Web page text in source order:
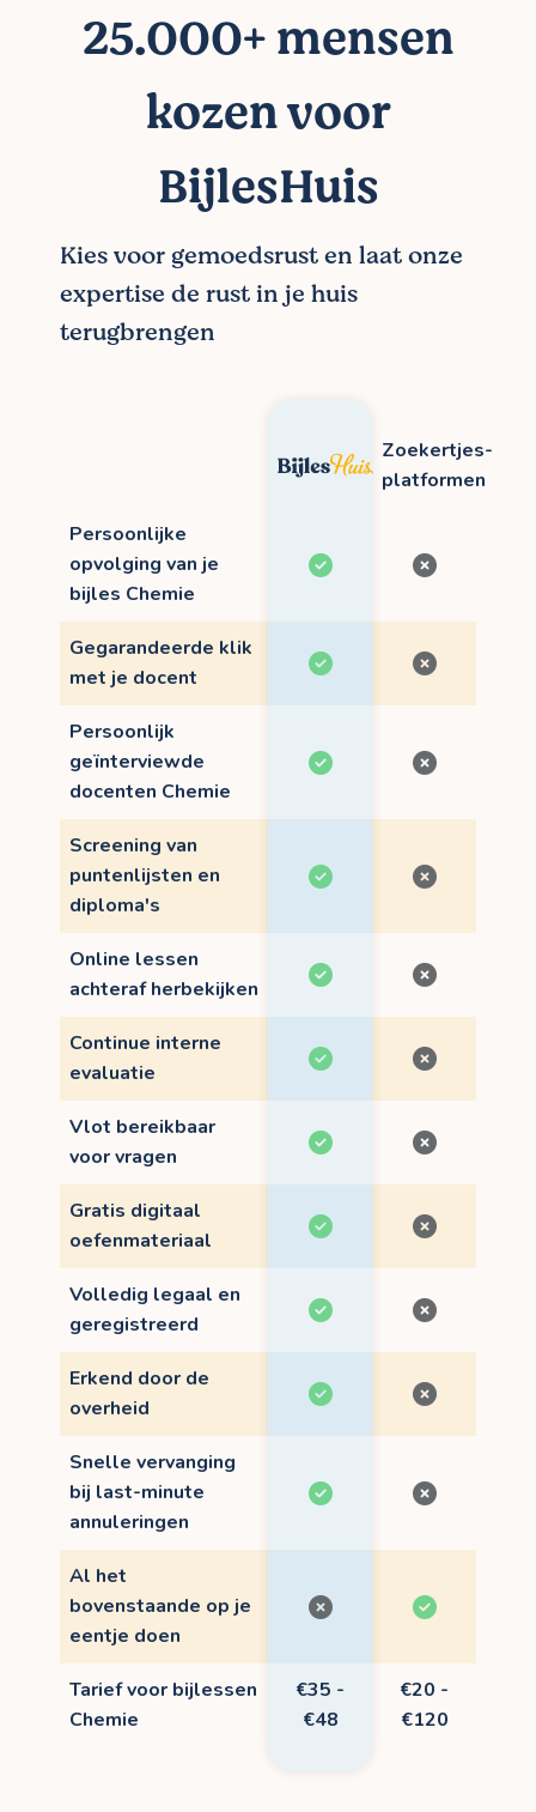
25.000+ mensen
kozen voor
BijlesHuis
Kies voor gemoedsrust en laat onze
expertise de rust in je huis
terugbrengen
Zoekertjes-
platformen
Persoonlijke
opvolging van je
bijles Chemie
Gegarandeerde klik
met je docent
Persoonlijk
geïnterviewde
docenten Chemie
Screening van
puntenlijsten en
diploma's
Online lessen
achteraf herbekijken
Continue interne
evaluatie
Vlot bereikbaar
voor vragen
Gratis digitaal
oefenmateriaal
Volledig legaal en
geregistreerd
Erkend door de
overheid
Snelle vervanging
bij last-minute
annuleringen
Al het
bovenstaande op je
eentje doen
Tarief voor bijlessen
Chemie
€35 -
€48
€20 -
€120